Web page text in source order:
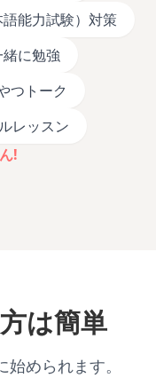
語能力試験）対策
に勉強
つトーク
レッスン
!
は簡単
められます。